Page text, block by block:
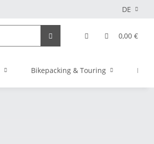
DE
0,00 €
Bikepacking & Touring